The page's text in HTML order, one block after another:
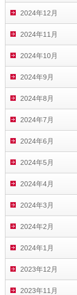
2024年12月
2024年11月
2024年10月
2024年9月
2024年8月
2024年7月
2024年6月
2024年5月
2024年4月
2024年3月
2024年2月
2024年1月
2023年12月
2023年11月